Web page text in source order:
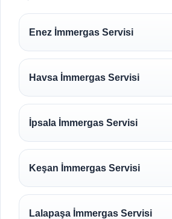
Enez İmmergas Servisi
Havsa İmmergas Servisi
İpsala İmmergas Servisi
Keşan İmmergas Servisi
Lalapaşa İmmergas Servisi